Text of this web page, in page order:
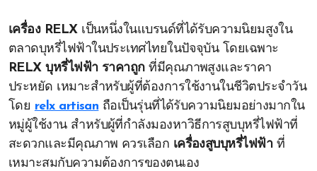
เครื่อง RELXเป็นหนึ่งในแบรนด์ที่ได้รับความนิยมสูงใน
ตลาดบุหรี่ไฟฟ้าในประเทศไทยในปัจจุบัน โดยเฉพาะ
RELX บุหรี่ไฟฟ้า ราคาถูกที่มีคุณภาพสูงและราคา
ประหยัด เหมาะสำหรับผู้ที่ต้องการใช้งานในชีวิตประจำวัน
โดย relx artisan ถือเป็นรุ่นที่ได้รับความนิยมอย่างมากใน
หมู่ผู้ใช้งาน สำหรับผู้ที่กำลังมองหาวิธีการสูบบุหรี่ไฟฟ้าที่
สะดวกและมีคุณภาพ ควรเลือก เครื่องสูบบุหรี่ไฟฟ้าที่
เหมาะสมกับความต้องการของตนเอง